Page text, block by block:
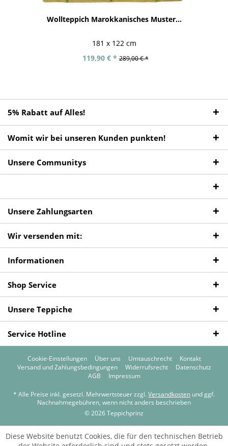
Wollteppich Marokkanisches Muster...
181 x 122 cm
119,90 € * 289,00 € *
5% Rabatt auf Alles!
Womit wir bei unseren Kunden punkten!
Unsere Communitys
Unsere Zahlungsarten
Wir versenden mit:
Informationen
Shop Service
Unsere Teppiche
Service Hotline
Cookie-Einstellungen Über uns Umtauschrecht
Kontakt
Versand und Zahlungsbedingungen
Widerrufsrecht
Datenschutz
AGB
Impressum
* Alle Preise inkl. gesetzl. Mehrwertsteuer zzgl. Versandkosten und ggf.
Nachnahmegebühren, wenn nicht anders beschrieben
© 2026 Teppichprinz
Diese Website benutzt Cookies, die für den technischen Betrieb